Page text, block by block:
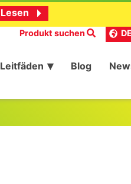
Lesen
Produkt suchen
Leitfäden Blog